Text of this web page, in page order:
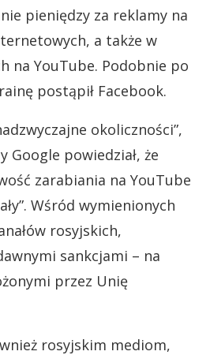
pieniędzy za reklamy na
a także w
na YouTube. Podobnie po
postąpił Facebook.
okoliczności”,
Google powiedział, że
zarabiania na YouTube
Wśród wymienionych
rosyjskich,
sankcjami – na
przez Unię
rosyjskim mediom,